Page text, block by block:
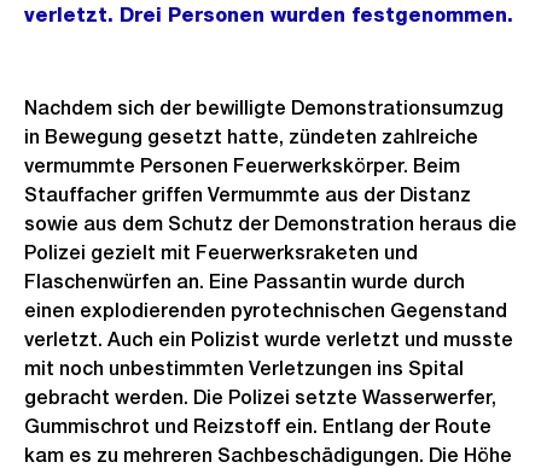
verletzt. Drei Personen wurden festgenommen.
Nachdem sich der bewilligte Demonstrationsumzug
in Bewegung gesetzt hatte, zündeten zahlreiche
vermummte Personen Feuerwerkskörper. Beim
Stauffacher griffen Vermummte aus der Distanz
sowie aus dem Schutz der Demonstration heraus die
Polizei gezielt mit Feuerwerksraketen und
Flaschenwürfen an. Eine Passantin wurde durch
einen explodierenden pyrotechnischen Gegenstand
verletzt. Auch ein Polizist wurde verletzt und musste
mit noch unbestimmten Verletzungen ins Spital
gebracht werden. Die Polizei setzte Wasserwerfer,
Gummischrot und Reizstoff ein. Entlang der Route
kam es zu mehreren Sachbeschädigungen. Die Höhe